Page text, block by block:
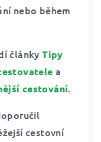
nebo během
článkyTipy
a
cestování.
cestovní